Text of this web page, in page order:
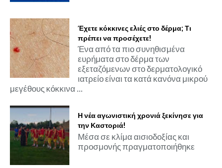
Έχετε κόκκινες ελιές στο δέρμα; Τι
πρέπει να προσέχετε!
Ένα από τα πιο συνηθισμένα
ευρήματα στο δέρμα των
εξεταζόμενων στο δερματολογικό
ιατρείο είναι τα κατά κανόνα μικρού
μεγέθους κόκκινα ...
Η νέα αγωνιστική χρονιά ξεκίνησε για
την Καστοριά!
Μέσα σε κλίμα αισιοδοξίας και
προσμονής πραγματοποιήθηκε